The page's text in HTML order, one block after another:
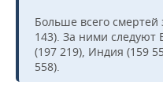
Больше всего
143). За ними следуют
(197 219), Индия (159
558).